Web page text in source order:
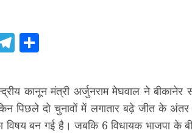
Telegram
कानून मंत्री अर्जुनराम मेघवाल ने बीकानेर
पिछले दो चुनावों में लगातार बढ़े जीत के
विषय बन गई है। जबकि 6 विधायक भाजपा के